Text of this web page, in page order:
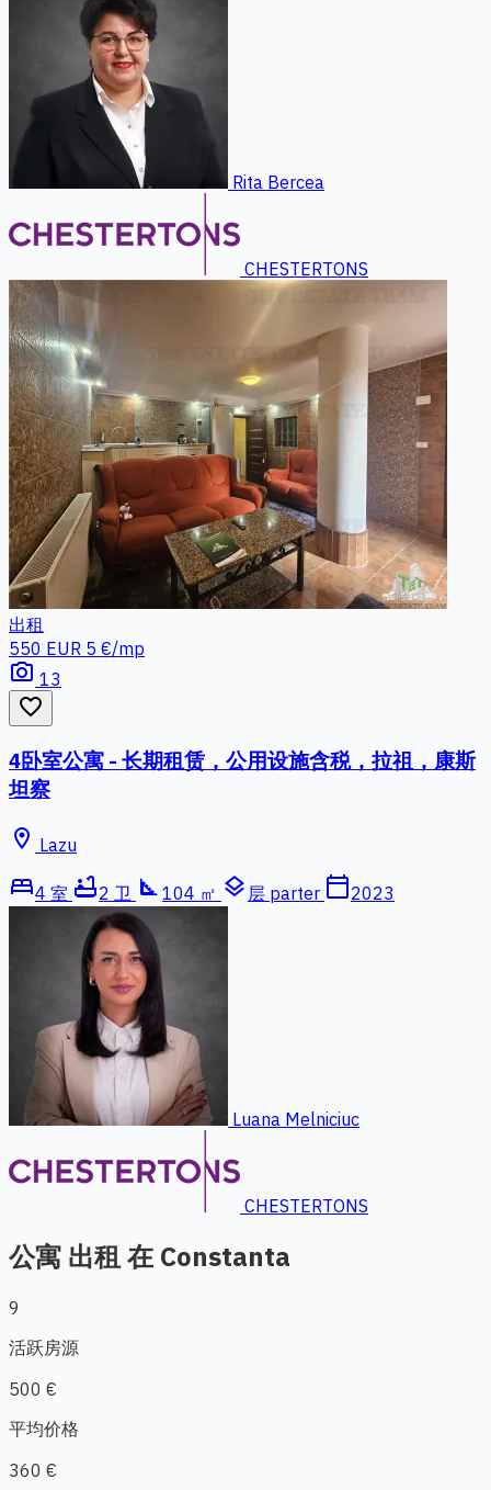
Rita Bercea
CHESTERTONS
出租
550 EUR 5 €/mp
photo_camera 13
favorite_border
4卧室公寓 - 长期租赁，公用设施含税，拉祖，康斯
坦察
location_on Lazu
bed4 室 bathtub2 卫 square_foot 104 ㎡ layers 层 parter calendar_today2023
Luana Melniciuc
CHESTERTONS
公寓 出租 在 Constanta
9
活跃房源
500 €
平均价格
360 €